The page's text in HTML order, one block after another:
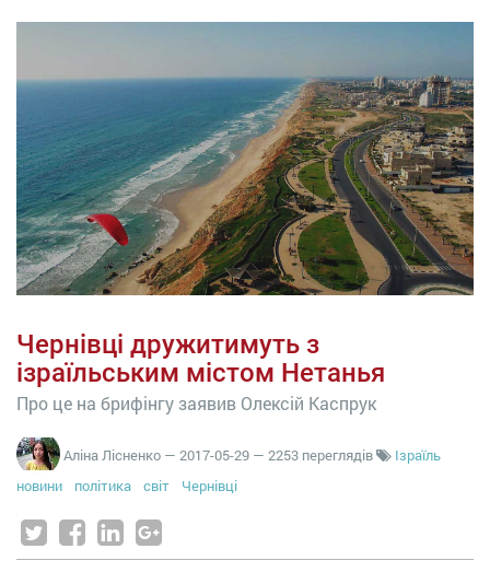
Чернівці дружитимуть з
ізраїльським містом Нетанья
Про це на брифінгу заявив Олексій Каспрук
Аліна Лісненко — 2017-05-29 — 2253 переглядів
Ізраїль
новини
політика світ Чернівці